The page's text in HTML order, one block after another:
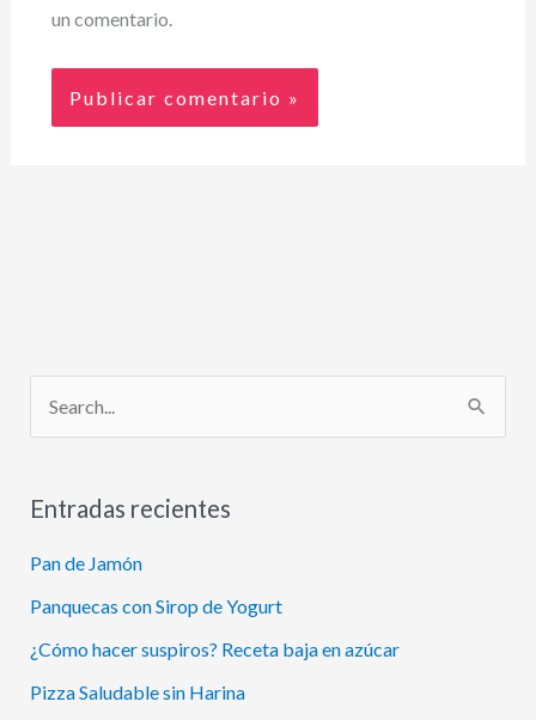
un comentario.
a
r
Entradas recientes
Pan de Jamón
Panquecas con Sirop de Yogurt
¿Cómo hacer suspiros? Receta baja en azúcar
Pizza Saludable sin Harina